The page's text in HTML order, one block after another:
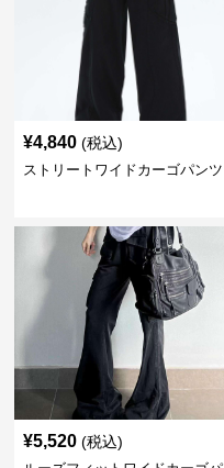
¥4,840 (税込)
ストリートワイドカーゴパンツ
¥5,520 (税込)